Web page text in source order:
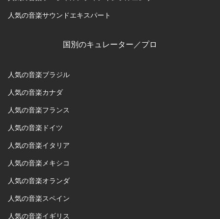
人気の音楽サウンドエキスパート
国別のキュレーター／プロ
人気の音楽ブラジル
人気の音楽カナダ
人気の音楽フランス
人気の音楽ドイツ
人気の音楽イタリア
人気の音楽メキシコ
人気の音楽オランダ
人気の音楽スペイン
人気の音楽イギリス